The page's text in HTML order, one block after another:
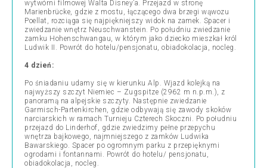
wytwórni filmowej Walta Disney’a. Przejazd w stronę
Marienbrücke, gdzie z mostu, łączącego dwa brzegi wąwozu
Poellat, rozciąga się najpiękniejszy widok na zamek. Spacer i
zwiedzanie wnętrz Neuschwanstein. Po południu zwiedzanie
zamku Hohenschwangau, w którym jako dziecko mieszkał król
Ludwik II. Powrót do hotelu/pensjonatu, obiadokolacja, nocleg.
4 dzień:
Po śniadaniu udamy się w kierunku Alp. Wjazd kolejką na
najwyższy szczyt Niemiec – Zugspitze (2962 m n.p.m.), z
panoramą na alpejskie szczyty. Następnie zwiedzanie
Garmisch-Partenkirchen, gdzie odbywają się zawody skoków
narciarskich w ramach Turnieju Czterech Skoczni. Po południu
przejazd do Linderhof, gdzie zwiedzimy pełne przepychu
wnętrza bajkowego, najmniejszego z zamków Ludwika
Bawarskiego. Spacer po ogromnym parku z przepięknymi
ogrodami i fontannami. Powrót do hotelu/ pensjonatu,
obiadokolacja, nocleg.